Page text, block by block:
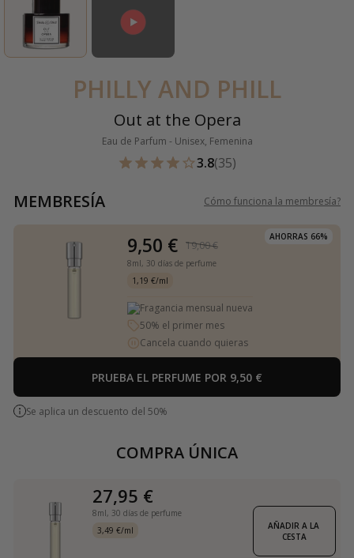
PHILLY AND PHILL
Out at the Opera
Eau de Parfum - Unisex, Femenina
3.8(35)
MEMBRESÍA Cómo funciona la membresía?
AHORRAS 66%
9,50 € 19,00 €
8ml, 30 días de perfume
1,19 €/ml
Fragancia mensual nueva
50% el primer mes
Cancela cuando quieras
PRUEBA EL PERFUME POR 9,50 €
Se aplica un descuento del 50%
COMPRA ÚNICA
27,95 €
8ml, 30 días de perfume
3,49 €/ml
AÑADIR A LA
CESTA